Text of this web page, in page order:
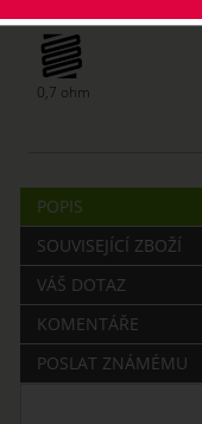
0,7 ohm
POPIS
SOUVISEJÍCÍ ZBOŽÍ
VÁŠ DOTAZ
KOMENTÁŘE
POSLAT ZNÁMÉMU